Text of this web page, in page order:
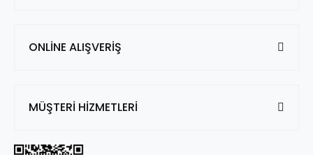
ONLİNE ALIŞVERİŞ
MÜŞTERİ HİZMETLERİ